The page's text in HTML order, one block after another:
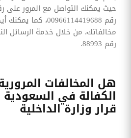
رقم 00966114419688،
مخالفاتك، من خلال خدمة الرسائل
رقم 88993.
هل المخالفات
الكفالة في
قرار وزارة الداخلية